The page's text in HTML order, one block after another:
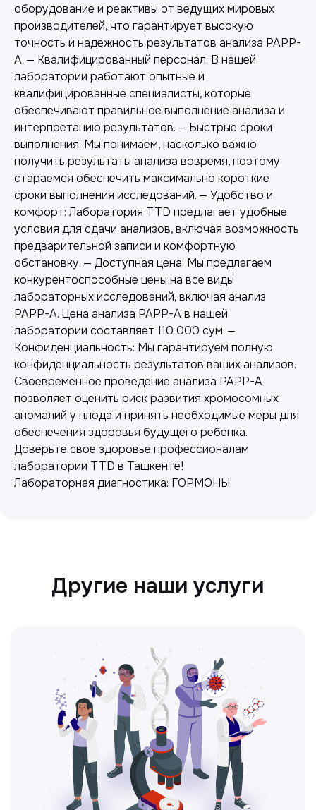
оборудование и реактивы от ведущих мировых
производителей, что гарантирует высокую
точность и надежность результатов анализа PAPP-
A. — Квалифицированный персонал: В нашей
лаборатории работают опытные и
квалифицированные специалисты, которые
обеспечивают правильное выполнение анализа и
интерпретацию результатов. — Быстрые сроки
выполнения: Мы понимаем, насколько важно
получить результаты анализа вовремя, поэтому
стараемся обеспечить максимально короткие
сроки выполнения исследований. — Удобство и
комфорт: Лаборатория TTD предлагает удобные
условия для сдачи анализов, включая возможность
предварительной записи и комфортную
обстановку. — Доступная цена: Мы предлагаем
конкурентоспособные цены на все виды
лабораторных исследований, включая анализ
PAPP-A. Цена анализа PAPP-A в нашей
лаборатории составляет 110 000 сум. —
Конфиденциальность: Мы гарантируем полную
конфиденциальность результатов ваших анализов.
Своевременное проведение анализа PAPP-A
позволяет оценить риск развития хромосомных
аномалий у плода и принять необходимые меры для
обеспечения здоровья будущего ребенка.
Доверьте свое здоровье профессионалам
лаборатории TTD в Ташкенте!
Лабораторная диагностика: ГОРМОНЫ
Другие наши услуги
Лабораторная диагностика
Точные анализы для контроля здоровья и
выявления заболеваний.
Ультразвуковая диагностика
Безопасный и точный метод для
обследования внутренних органов.